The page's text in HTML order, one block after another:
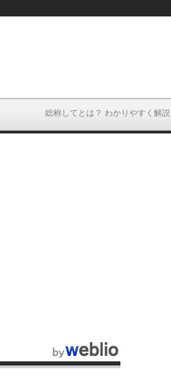
総称してとは？ わかりやすく解説